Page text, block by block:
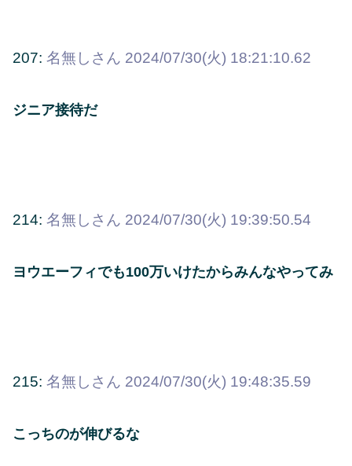
207: 名無しさん 2024/07/30(火) 18:21:10.62
ジニア接待だ
214: 名無しさん 2024/07/30(火) 19:39:50.54
ヨウエーフィでも100万いけたからみんなやってみ
215: 名無しさん 2024/07/30(火) 19:48:35.59
こっちのが伸びるな